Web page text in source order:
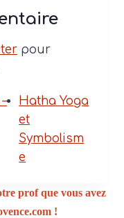
pour
Hatha Yoga
et
Symbolism
e
prof que vous avez
!